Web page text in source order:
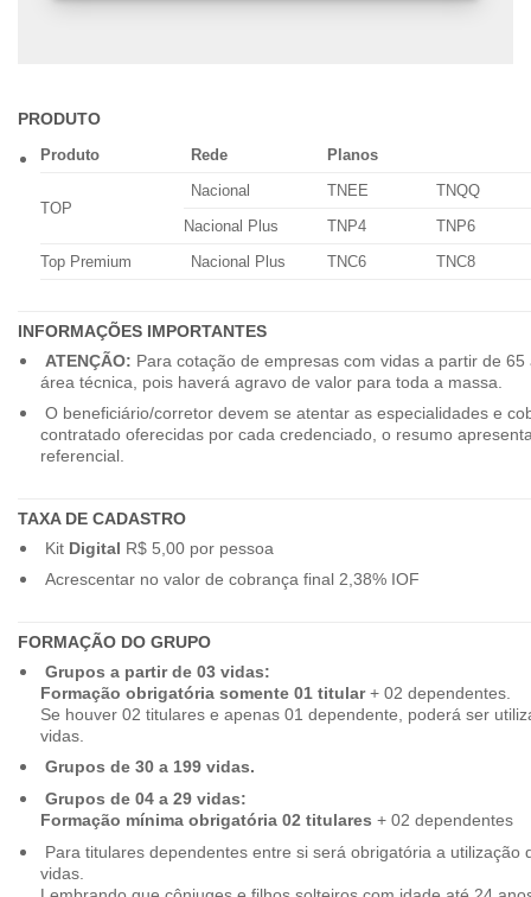
PRODUTO
Produto Rede Planos
TOP
Nacional TNEE
TNQQ
Nacional Plus
TNP4
TNP6
Top Premium
Nacional Plus TNC6 TNC8
INFORMAÇÕES IMPORTANTES
ATENÇÃO: Para cotação de empresas com vidas a partir de
área técnica, pois haverá agravo de valor para toda a massa.
O beneficiário/corretor devem se atentar as especialidades e
contratado oferecidas por cada credenciado, o resumo
referencial.
TAXA DE CADASTRO
Kit Digital R$ 5,00 por pessoa
Acrescentar no valor de cobrança final 2,38% IOF
FORMAÇÃO DO GRUPO
Grupos a partir de 03 vidas:
Formação obrigatória somente 01 titular+ 02 dependentes.
Se houver 02 titulares e apenas 01 dependente, poderá ser
vidas.
Grupos de 30 a 199 vidas.
Grupos de 04 a 29 vidas:
Formação mínima obrigatória 02 titulares + 02 dependentes
Para titulares dependentes entre si será obrigatória a utilização
vidas.